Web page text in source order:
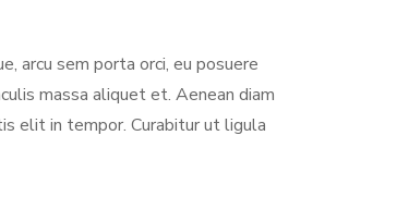
arcu sem porta orci, eu posuere
massa aliquet et. Aenean diam
elit in tempor. Curabitur ut ligula